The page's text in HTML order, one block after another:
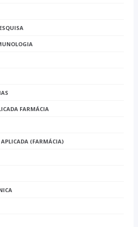
FARMÁCIA
(FARMÁCIA)